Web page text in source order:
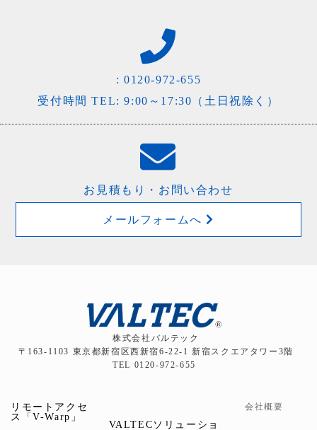
: 0120-972-655
受付時間 TEL: 9:00～17:30（土日祝除く）
お見積もり・お問い合わせ
メールフォームへ
株式会社バルテック
〒163-1103 東京都新宿区西新宿6-22-1 新宿スクエアタワー3階
TEL 0120-972-655
リモートアクセ
ス「V-Warp」
VALTECソリューショ
会社概要